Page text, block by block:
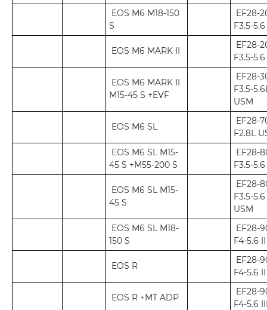
EOS M6 M18-150
S
EF28-
F3.5-5.6
EOS M6 MARK II
EF28-
F3.5-
EOS M6 MARK II
M15-45 S +EVF
EF28-
F3.5-
USM
EOS M6 SL
EF28-
F2.8L
EOS M6 SL M15-
45 S +M55-200 S
EF28-
F3.5-
EOS M6 SL M15-
45 S
EF28-
F3.5-
USM
EOS M6 SL M18-
150 S
EF28-
F4-5.6 II
EOS R
EF28-
F4-5.6
EOS R +MT ADP
EF28-
F4-5.6